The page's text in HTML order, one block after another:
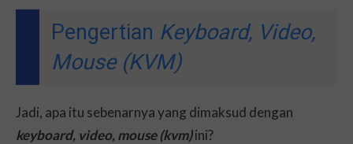
Pengertian Keyboard, Video,
Mouse (KVM)
Jadi, apa itu sebenarnya yang dimaksud dengan
keyboard, video, mouse (kvm)ini?